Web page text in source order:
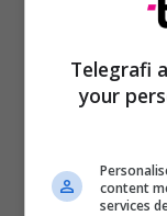
Këshilli Gjyqësor
Telegrafi
your
content
services